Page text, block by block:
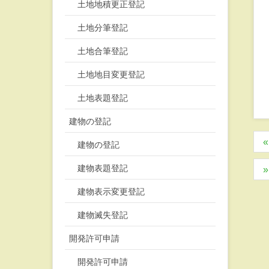
土地地積更正登記
土地分筆登記
土地合筆登記
土地地目変更登記
土地表題登記
建物の登記
建物の登記
建物表題登記
建物表示変更登記
建物滅失登記
開発許可申請
開発許可申請